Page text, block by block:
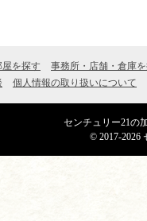
屋を探す 事務所・店舗・倉庫
個人情報の取り扱いについて
センチュリー21の
© 2017-2026